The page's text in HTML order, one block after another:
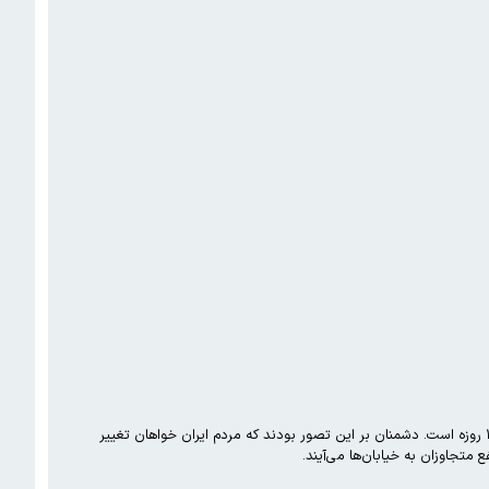
معاون سیاسی سپاه نوشت: رفتار کنونی آمریکا و رژیم صهیونیستی در قبال امور ایران، ناشی از شکست سخت آنان در جنگ ١٢ روزه است. دشمنان بر این تصور بودند که مردم ایران خواهان تغییر
متجاوزان به خیابان‌ها می‌آیند.